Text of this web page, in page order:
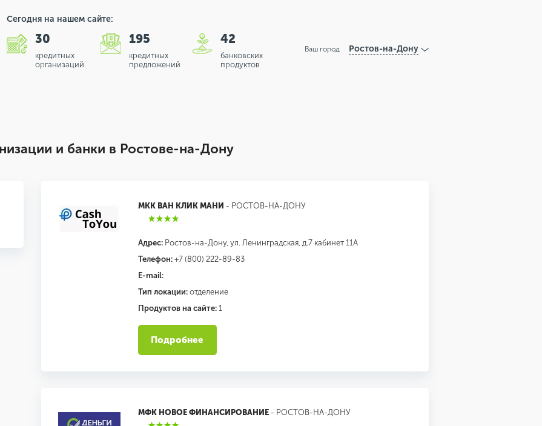
Сегодня на нашем сайте:
30
кредитных
организаций
195
кредитных
предложений
42
банковских
продуктов
Ваш город Ростов-на-Дону
и банки в Ростове-на-Дону
МКК ВАН КЛИК МАНИ - РОСТОВ-НА-ДОНУ
Адрес: Ростов-на-Дону, ул. Ленинградская, д.7 кабинет 11А
Телефон: +7 (800) 222-89-83
E-mail:
Тип локации: отделение
Продуктов на сайте: 1
Подробнее
МФК НОВОЕ ФИНАНСИРОВАНИЕ- РОСТОВ-НА-ДОНУ